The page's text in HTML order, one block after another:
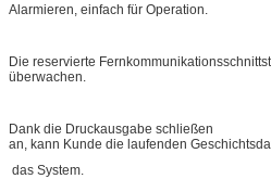
Alarmieren, einfach für Operation.
Die reservierte
überwachen.
Dank die Druckausgabe schließen
an, kann Kunde die laufenden
das System.